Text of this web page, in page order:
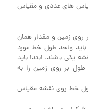
های عددی و مقیاس
روی زمین و مقدار همان
واحد طول خط مورد
یکی باشند. ابتدا باید
طول بر روی زمین را به
خط روی نقشه مقیاس